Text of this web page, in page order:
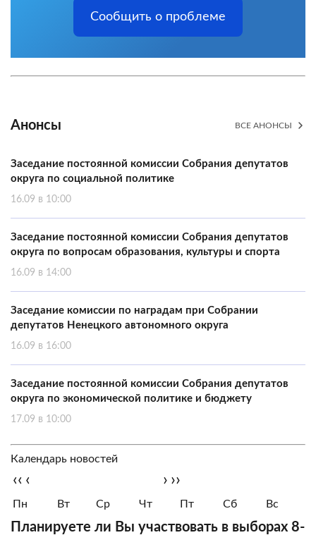
Сообщить о проблеме
Анонсы ВСЕ АНОНСЫ
Заседание постоянной комиссии Собрания депутатов
округа по социальной политике
16.09 в 10:00
Заседание постоянной комиссии Собрания депутатов
округа по вопросам образования, культуры и спорта
16.09 в 14:00
Заседание комиссии по наградам при Собрании
депутатов Ненецкого автономного округа
16.09 в 16:00
Заседание постоянной комиссии Собрания депутатов
округа по экономической политике и бюджету
17.09 в 10:00
Календарь новостей
‹‹ ‹ › ››
Пн Вт Ср Чт Пт Сб Вс
Планируете ли Вы участвовать в выборах 8-